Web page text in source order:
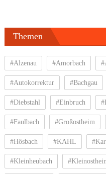
Themen
#Alzenau #Amorbach
#Autokorrektur #Bachgau
#Diebstahl #Einbruch
#Faulbach #Großostheim
#Hösbach #KAHL
#Kleinheubach